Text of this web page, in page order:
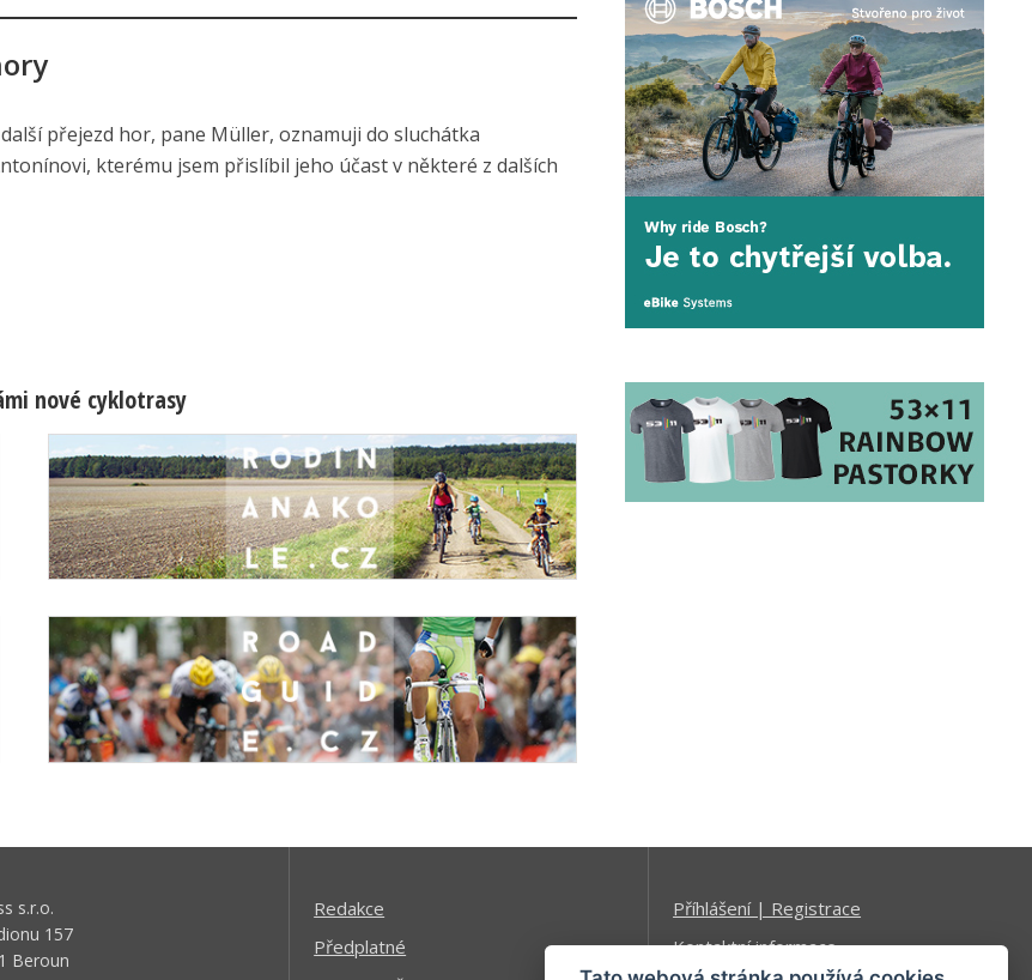
přejezd hor, pane Müller, oznamuji do sluchátka
kterému jsem přislíbil jeho účast v některé z dalších
nové cyklotrasy
s.r.o.
157
Beroun
Redakce
Předplatné
Příhlášení | Registrace
Kontaktní informace